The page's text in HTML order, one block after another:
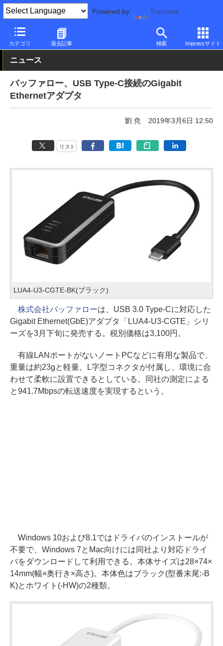
Powered by Translate
カテゴリ 過去記事 検索 Impressサイト
PC Watch 半導体/周辺機器 その他
ニュース
バッファロー、USB Type-C接続のGigabit
Ethernetアダプタ
劉 尭 2019年3月6日 12:50
リスト
LUA4-U3-CGTE-BK(ブラック)
株式会社バッファローは、USB 3.0 Type-Cに対応した
Gigabit Ethernet(GbE)アダプタ「LUA4-U3-CGTE」シリ
ーズを3月下旬に発売する。税別価格は3,100円。
有線LANポートがないノートPCなどに有用な製品で、
重量は約23gと軽量。L字型コネクタが付属し、環境に合
わせて柔軟に設置できるとしている。同社の測定による
と941.7Mbpsの転送速度を実現するという。
Windows 10および8.1ではドライバのインストールが
不要で、Windows 7とMac向けには同社より対応ドライ
バをダウンロードして利用できる。本体サイズは28×74×
14mm(幅×奥行き×高さ)。本体色はブラック(型番末尾:-B
K)とホワイト(-HW)の2種類。